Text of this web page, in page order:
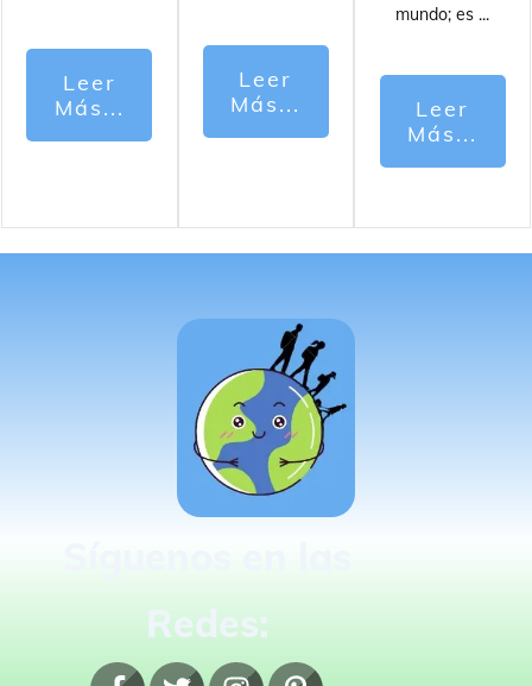
Leer
Más...
Leer
Más...
mundo; es ...
Leer
Más...
Redes: